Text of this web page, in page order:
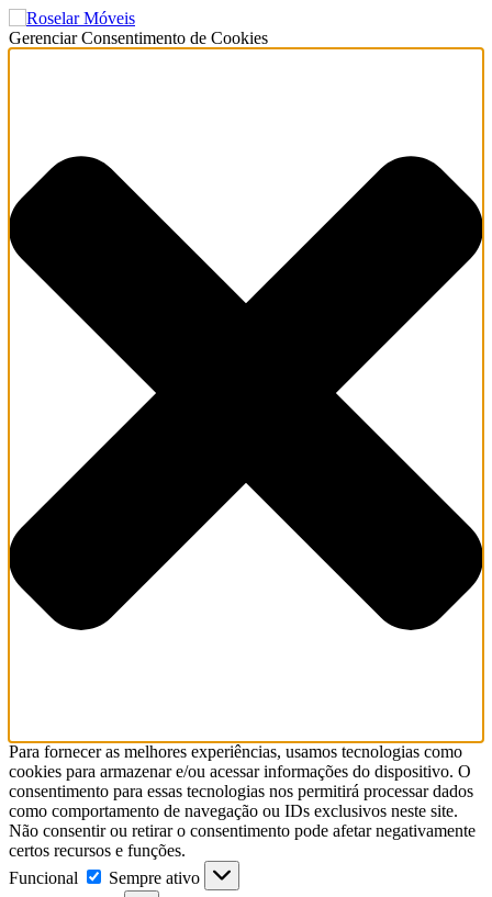
Gerenciar Consentimento de Cookies
Para fornecer as melhores experiências, usamos tecnologias como
cookies para armazenar e/ou acessar informações do dispositivo. O
consentimento para essas tecnologias nos permitirá processar dados
como comportamento de navegação ou IDs exclusivos neste site.
Não consentir ou retirar o consentimento pode afetar negativamente
certos recursos e funções.
Funcional
Sempre ativo